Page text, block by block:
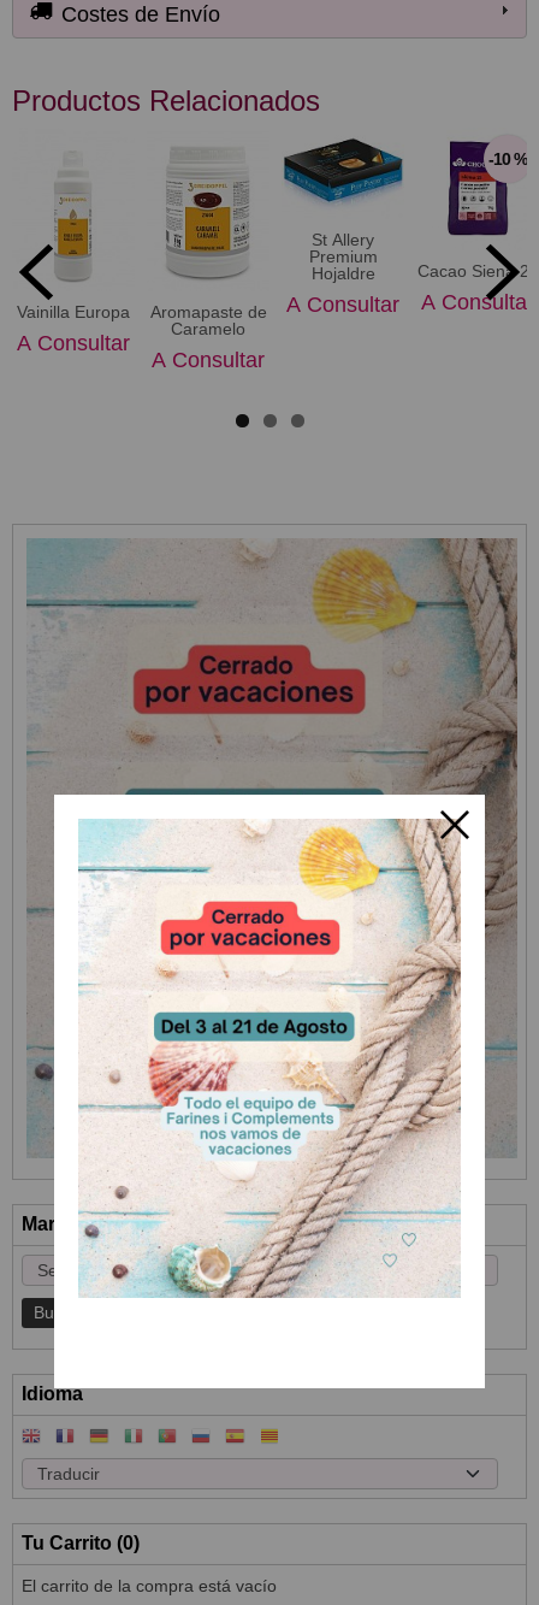
Marcas
Idioma
Tu Carrito (0)
El carrito de la compra está vacío
Costes de Envío
Productos Relacionados
Vainilla Europa
A Consultar
Aromapaste de
Caramelo
A Consultar
St Allery
Premium
Hojaldre
A Consultar
-10 %
Cacao Siena 21
A Consultar